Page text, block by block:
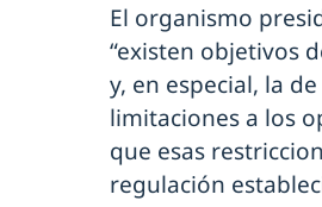
El organismo
“existen objetivos
y, en especial, la
limitaciones a los
que esas
regulación